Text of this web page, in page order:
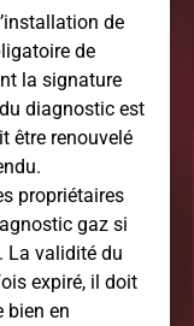
de
de
la signature
diagnostic est
être renouvelé
propriétaires
gaz si
La validité du
expiré, il doit
bien en